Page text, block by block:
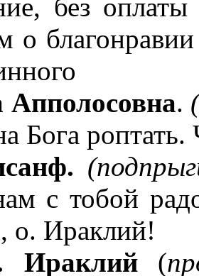
без
о
Апполосовна.
Бога роптать.
с тобой
о. Ираклий!
Ираклий(